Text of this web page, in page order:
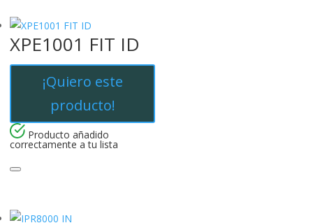
XPE1001 FIT ID
¡Quiero este
producto!
Producto añadido
correctamente a tu lista